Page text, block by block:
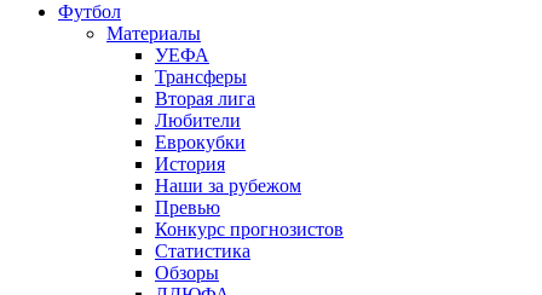
Футбол
Материалы
УЕФА
Трансферы
Вторая лига
Любители
Еврокубки
История
Наши за рубежом
Превью
Конкурс прогнозистов
Статистика
Обзоры